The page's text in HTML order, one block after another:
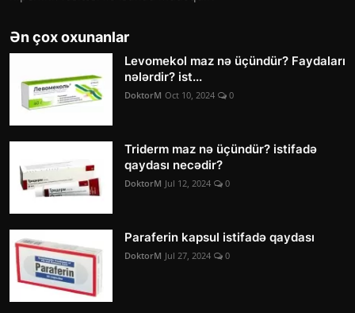
Ən çox oxunanlar
Levomekol maz nə üçündür? Faydaları
nələrdir? ist...
DoktorM Oct 10, 2024 0
Triderm maz nə üçündür? istifadə
qaydası necədir?
DoktorM Jul 12, 2024 0
Paraferin kapsul istifadə qaydası
DoktorM Jul 27, 2024 0